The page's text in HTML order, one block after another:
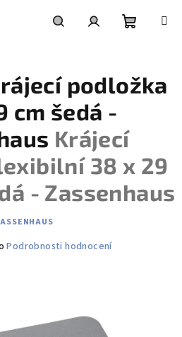
košík
podložka
cm šedá -
Krájecí
38 x 29
- Zassenhaus
Podrobnosti hodnocení